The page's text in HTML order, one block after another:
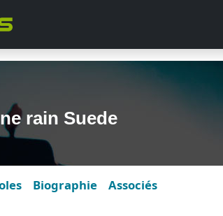
rain Suede
Biographie Associés